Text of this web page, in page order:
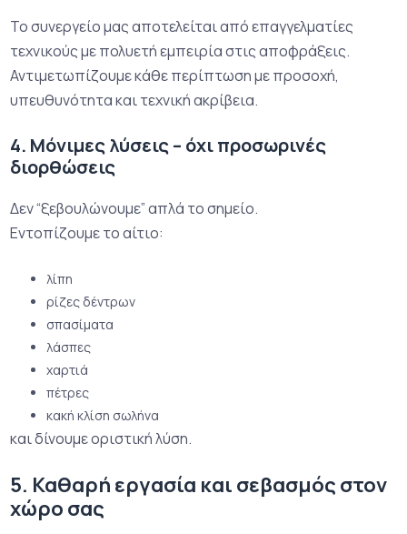
Το συνεργείο μας αποτελείται από επαγγελματίες
τεχνικούς με πολυετή εμπειρία στις αποφράξεις.
Αντιμετωπίζουμε κάθε περίπτωση με προσοχή,
υπευθυνότητα και τεχνική ακρίβεια.
4. Μόνιμες λύσεις – όχι προσωρινές
διορθώσεις
Δεν “ξεβουλώνουμε” απλά το σημείο.
Εντοπίζουμε το αίτιο:
λίπη
ρίζες δέντρων
σπασίματα
λάσπες
χαρτιά
πέτρες
κακή κλίση σωλήνα
και δίνουμε οριστική λύση.
5. Καθαρή εργασία και σεβασμός στον
χώρο σας